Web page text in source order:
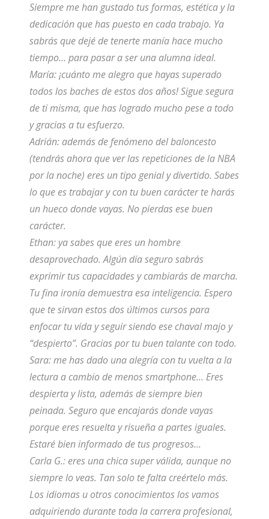
Siempre me han gustado tus formas, estética y la
dedicación que has puesto en cada trabajo. Ya
sabrás que dejé de tenerte manía hace mucho
tiempo… para pasar a ser una alumna ideal.
María: ¡cuánto me alegro que hayas superado
todos los baches de estos dos años! Sigue segura
de ti misma, que has logrado mucho pese a todo
y gracias a tu esfuerzo.
Adrián: además de fenómeno del baloncesto
(tendrás ahora que ver las repeticiones de la NBA
por la noche) eres un tipo genial y divertido. Sabes
lo que es trabajar y con tu buen carácter te harás
un hueco donde vayas. No pierdas ese buen
carácter.
Ethan: ya sabes que eres un hombre
desaprovechado. Algún día seguro sabrás
exprimir tus capacidades y cambiarás de marcha.
Tu fina ironía demuestra esa inteligencia. Espero
que te sirvan estos dos últimos cursos para
enfocar tu vida y seguir siendo ese chaval majo y
“despierto”. Gracias por tu buen talante con todo.
Sara: me has dado una alegría con tu vuelta a la
lectura a cambio de menossmartphone… Eres
despierta y lista, además de siempre bien
peinada. Seguro que encajarás donde vayas
porque eres resuelta y risueña a partes iguales.
Estaré bien informado de tus progresos…
Carla G.: eres una chica super válida, aunque no
siempre lo veas. Tan solo te falta creértelo más.
Los idiomas u otros conocimientos los vamos
adquiriendo durante toda la carrera profesional,